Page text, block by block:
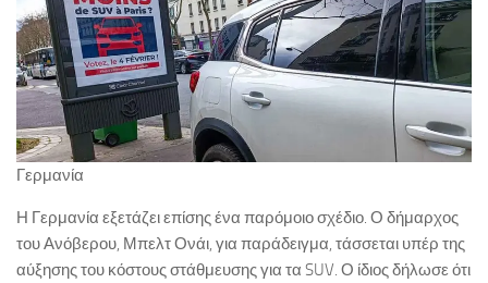
Γερμανία
Η Γερμανία εξετάζει επίσης ένα παρόμοιο σχέδιο. Ο δήμαρχος
του Ανόβερου, Μπελτ Ονάι, για παράδειγμα, τάσσεται υπέρ της
αύξησης του κόστους στάθμευσης για τα SUV. Ο ίδιος δήλωσε ότι